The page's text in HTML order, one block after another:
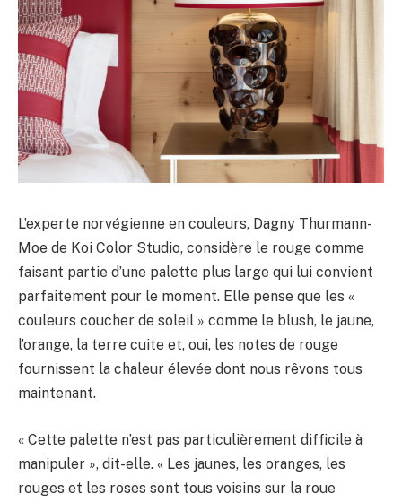
L’experte norvégienne en couleurs, Dagny Thurmann-
Moe de Koi Color Studio, considère le rouge comme
faisant partie d’une palette plus large qui lui convient
parfaitement pour le moment. Elle pense que les «
couleurs coucher de soleil » comme le blush, le jaune,
l’orange, la terre cuite et, oui, les notes de rouge
fournissent la chaleur élevée dont nous rêvons tous
maintenant.
« Cette palette n’est pas particulièrement difficile à
manipuler », dit-elle. « Les jaunes, les oranges, les
rouges et les roses sont tous voisins sur la roue